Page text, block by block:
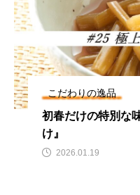
こだわりの逸品
初春だけの特別な
け』
2026.01.19